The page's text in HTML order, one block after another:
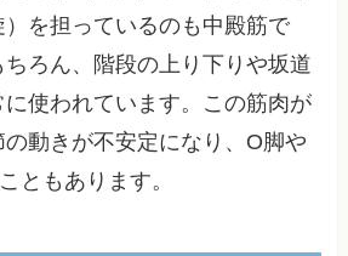
を担っているのも中殿筋で
ろん、階段の上り下りや坂道
使われています。この筋肉が
動きが不安定になり、O脚や
ともあります。